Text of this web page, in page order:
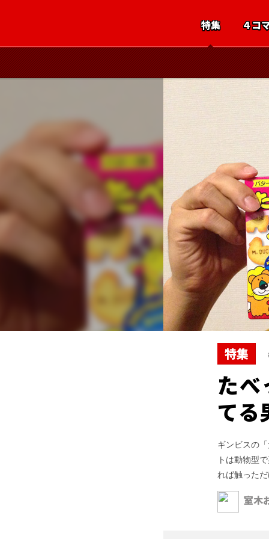
特集 ４コ
特集
た
てる
ギンビスの
トは動物型
れば触った
室木